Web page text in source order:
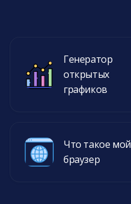
Генератор
открытых
графиков
Что такое мой
браузер